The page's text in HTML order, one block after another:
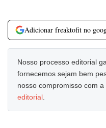
Adicionar freaktofit no
Nosso processo editorial
fornecemos sejam bem
nosso compromisso com
editorial